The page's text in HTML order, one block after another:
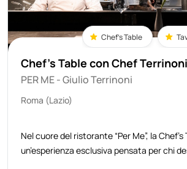
Chef's Table
Chef's Table con Chef Terrinoni
PER ME - Giulio Terrinoni
Roma (Lazio)
Nel cuore del ristorante “Per Me”, la
un’esperienza esclusiva pensata per chi